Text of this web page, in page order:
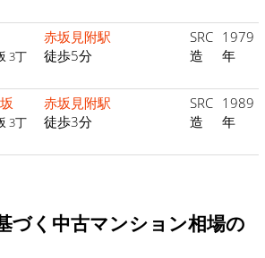
3丁
赤坂見附駅
徒歩5分
SRC
造
1979
年
3丁
赤坂見附駅
徒歩3分
SRC
造
1989
年
づく中古マンション相場の